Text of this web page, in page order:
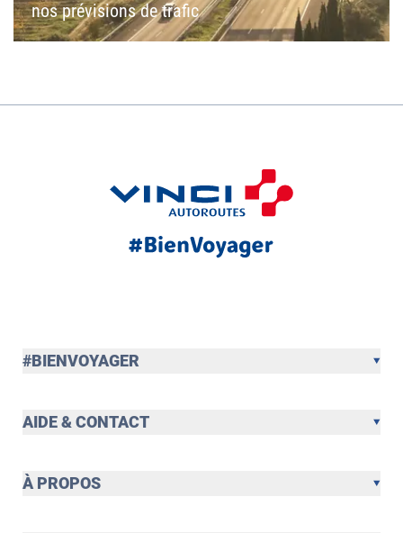
nos prévisions de trafic
#BIENVOYAGER
AIDE & CONTACT
À PROPOS